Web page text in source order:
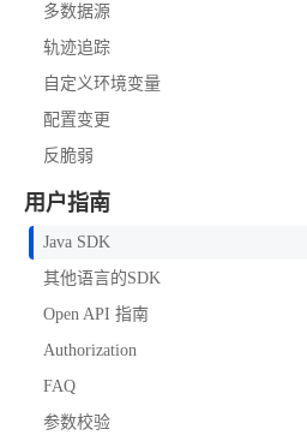
多数据源
轨迹追踪
自定义环境变量
配置变更
反脆弱
用户指南
Java SDK
其他语言的SDK
Open API 指南
Authorization
FAQ
参数校验